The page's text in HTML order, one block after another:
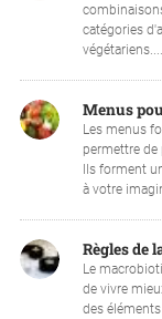
catégories
végétariens....
Menus
Les menus
permettre de
Ils forment
à votre
Règles de
Le
de vivre
des